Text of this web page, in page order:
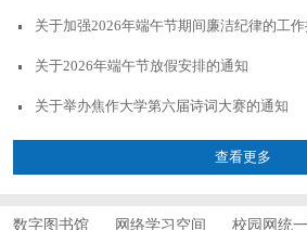
关于加强2026年端午节期间廉洁纪律的工作
关于2026年端午节放假安排的通知
关于举办焦作大学第六届诗词大赛的通知
查看更多
数字图书馆 网络学习空间 校园网统